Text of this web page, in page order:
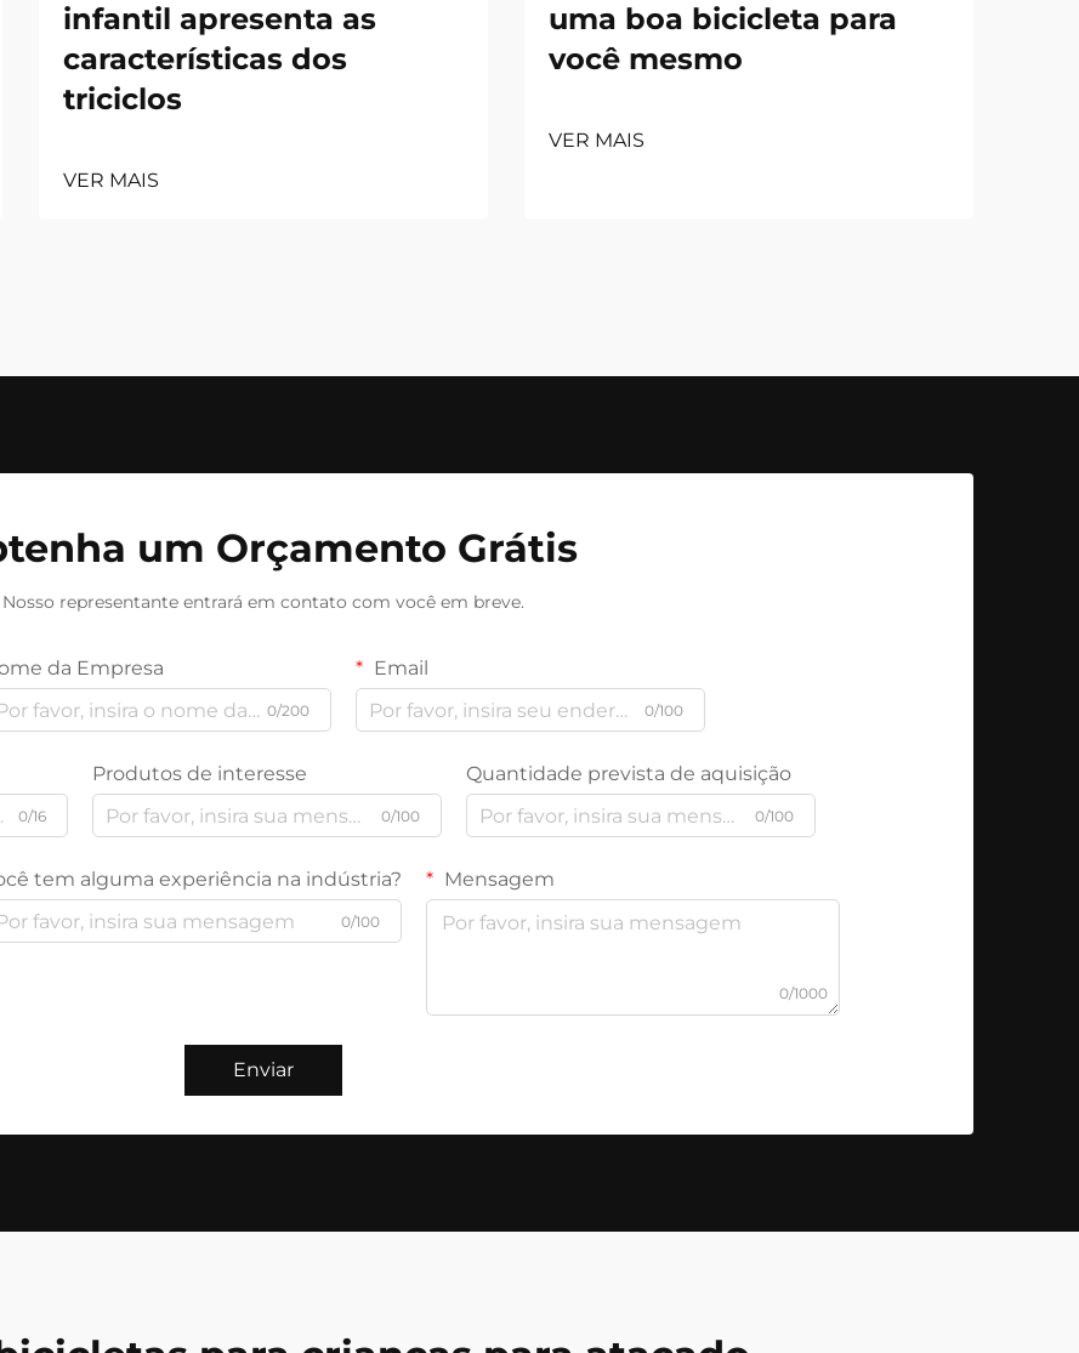
infantil apresenta as
características dos
triciclos
VER MAIS
uma boa bicicleta para
você mesmo
VER MAIS
um Orçamento Grátis
Nosso representante entrará em contato com você em breve.
da Empresa
0/200
Email
0/100
0/16
Produtos de interesse
0/100
Quantidade prevista de aquisição
0/100
tem alguma experiência na indústria?
0/100
Mensagem
0/1000
Enviar